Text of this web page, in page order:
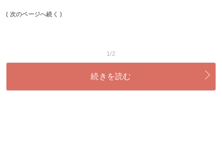
( 次のページへ続く )
1/2
続きを読む